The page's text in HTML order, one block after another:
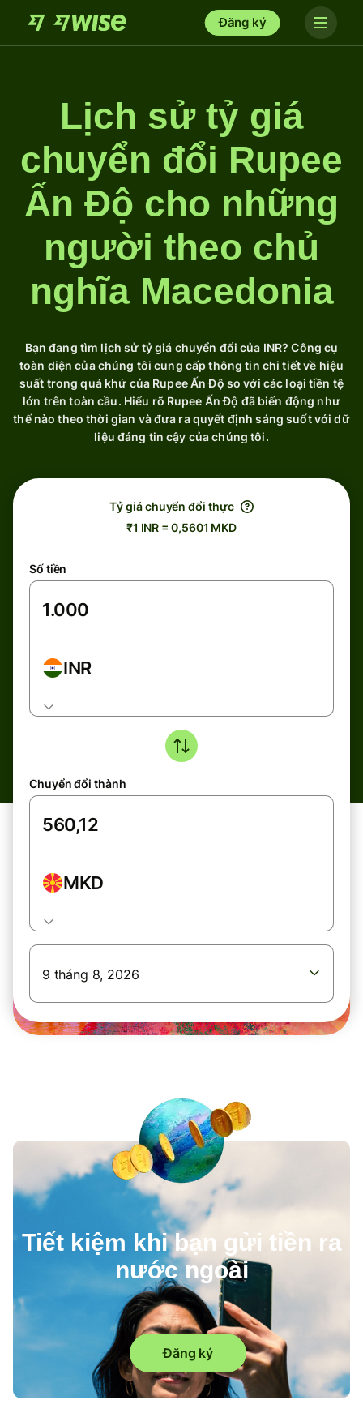
Đăng ký
Lịch sử tỷ giá
chuyển đổi Rupee
Ấn Độ cho những
người theo chủ
nghĩa Macedonia
Bạn đang tìm lịch sử tỷ giá chuyển đổi của INR? Công cụ
toàn diện của chúng tôi cung cấp thông tin chi tiết về hiệu
suất trong quá khứ của Rupee Ấn Độ so với các loại tiền tệ
lớn trên toàn cầu. Hiểu rõ Rupee Ấn Độ đã biến động như
thế nào theo thời gian và đưa ra quyết định sáng suốt với dữ
liệu đáng tin cậy của chúng tôi.
Tỷ giá chuyển đổi thực
₹1 INR = 0,5601 MKD
Số tiền
INR
Chuyển đổi thành
MKD
9 tháng 8, 2026
Tiết kiệm khi bạn gửi tiền ra
nước ngoài
Đăng ký